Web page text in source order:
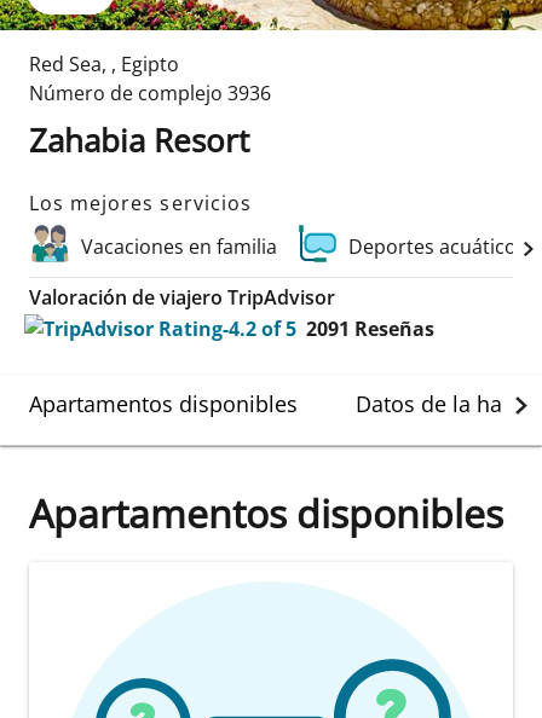
Red Sea, , Egipto
Número de complejo 3936
Zahabia Resort
Los mejores servicios
Vacaciones en familia
Deportes acuáticos
Valoración de viajero TripAdvisor
2091 Reseñas
Apartamentos disponibles Datos de la
Apartamentos disponibles